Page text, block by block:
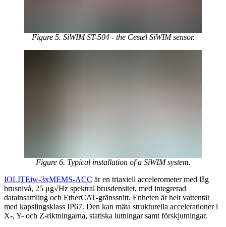
Figure 5. SiWIM ST-504 - the Cestel SiWIM sensor.
Figure 6. Typical installation of a SiWIM system.
IOLITEiw-3xMEMS-ACC är en triaxiell accelerometer med låg
brusnivå, 25 μg√Hz spektral brusdensitet, med integrerad
datainsamling och EtherCAT-gränssnitt. Enheten är helt vattentät
med kapslingsklass IP67. Den kan mäta strukturella accelerationer i
X-, Y- och Z-riktningarna, statiska lutningar samt förskjutningar.